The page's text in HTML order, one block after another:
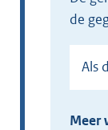
de
Meer